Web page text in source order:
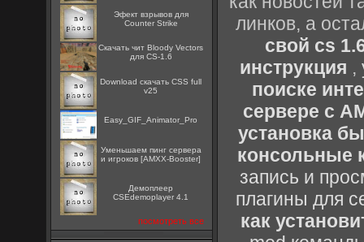
Эфект взрывов для
Counter Strike
Скачать чит Bloody Vectors
для CS-1.6
Download скачать CSS full
v25
Easy_GIF_Animator_Pro
Уменьшаем пинг сервера
и игроков [AMXX-Booster]
Демоплеер
CSEdemoplayer 4.1
посмотреть все
линков, а
свой cs
инструкция ,
поиске
сервере с
установка
консольные
запись и
плагины для
как